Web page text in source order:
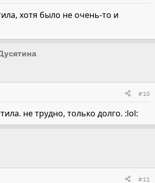
хотя было не очень-то и
#10
не трудно, только долго. :lol:
#11